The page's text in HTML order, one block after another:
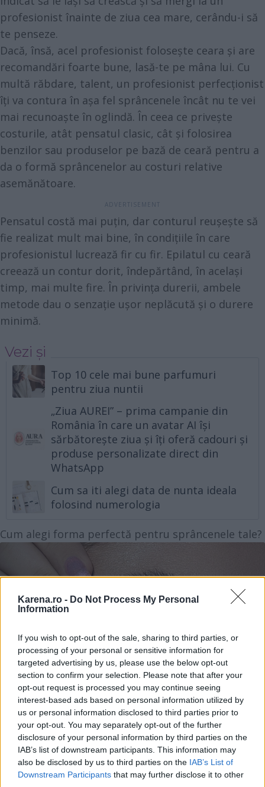
Karena.ro - Do Not Process My Personal
Information
If you wish to opt-out of the sale, sharing to third parties, or
processing of your personal or sensitive information for
targeted advertising by us, please use the below opt-out
section to confirm your selection. Please note that after your
opt-out request is processed you may continue seeing
interest-based ads based on personal information utilized by
us or personal information disclosed to third parties prior to
your opt-out. You may separately opt-out of the further
disclosure of your personal information by third parties on the
IAB’s list of downstream participants. This information may
also be disclosed by us to third parties on the IAB’s List of
Downstream Participants that may further disclose it to other
profesionist înainte de ziua cea mare, cerându-i să
te penseze.
Dacă, însă, acel profesionist folosește ceara și are
recomandări foarte bune, lasă-te pe mâna lui. Cu
multă răbdare, talent, un profesionist perfecționist
îți va contura în așa fel sprâncenele încât nu te vei
mai recunoaște în oglindă. În ceea ce privește
costurile, atât pensatul clasic, cât și folosirea
benzilor sau produselor pe bază de ceară pentru a
da o formă sprâncenelor au costuri relative
asemănătoare.
Pensatul costă mai puțin, dar conturul reușește să
fie realizat mult mai bine, în condițiile în care
profesionistul lucrează fir cu fir. Epilatul cu ceară
creează un contur dorit, îndepărtând, în același
timp, mai multe fire. În privința durerii, ambele
metode dau o senzație ușor neplăcută și o durere
minimă.
Vezi și
Top 10 cele mai bune parfumuri
pentru ziua nuntii
„Ziua AUREI” – prima campanie din
România în care un avatar AI își
sărbătorește ziua și îți oferă cadouri și
produse personalizate direct din
WhatsApp
Cum sa iti alegi data de nunta ideala
folosind numerologia
Cum alegi forma perfectă pentru sprâncenele tale?